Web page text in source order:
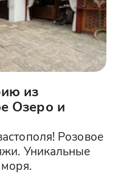
из
Озеро и
Розовое
Уникальные